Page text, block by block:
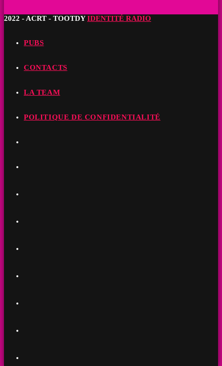
2022 - ACRT - TOOTDYIDENTITÉ RADIO
PUBS
CONTACTS
LA TEAM
POLITIQUE DE CONFIDENTIALITÉ